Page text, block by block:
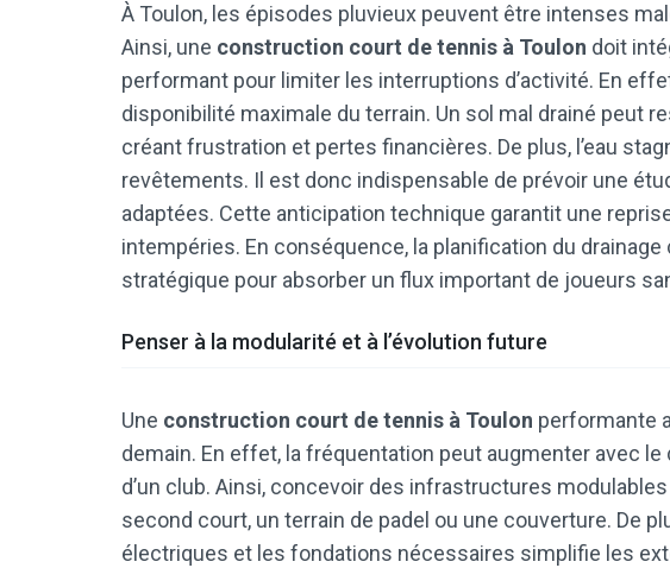
À Toulon, les épisodes pluvieux peuvent être intenses
Ainsi, une construction court de tennis à Toulon doit
performant pour limiter les interruptions d’activité. En
disponibilité maximale du terrain. Un sol mal drainé peut
créant frustration et pertes financières. De plus, l’eau
revêtements. Il est donc indispensable de prévoir une
adaptées. Cette anticipation technique garantit une
intempéries. En conséquence, la planification du
stratégique pour absorber un flux important de joueurs
Penser à la modularité et à l’évolution future
Une construction court de tennis à Toulon performante
demain. En effet, la fréquentation peut augmenter avec
d’un club. Ainsi, concevoir des infrastructures
second court, un terrain de padel ou une couverture. De
électriques et les fondations nécessaires simplifie les